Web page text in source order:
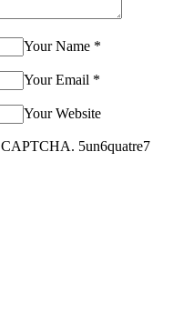
Your Name *
Your Email *
Your Website
CAPTCHA. 5un6quatre7